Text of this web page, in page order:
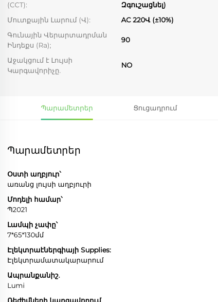
(CCT):
Զգուշացնել)
Մուտքային Լարում (Վ):
AC 220Վ (±10%)
Գունային Վերարտադրման
Ինդեքս (Ra);
90
Աջակցում է Լույսի
Կարգավորիչը.
NO
Պարամետրեր Ցուցադրում
Պարամետրեր
Օստի աղբյուր՝
առանց լույսի աղբյուրի
Մոդելի համար՝
Պ2021
Լամպի չափը՝
7*65*130մմ
Էլեկտրաէներգիայի Supplies:
Էլեկտրամատակարարում
Ապրանքանիշ.
Lumi